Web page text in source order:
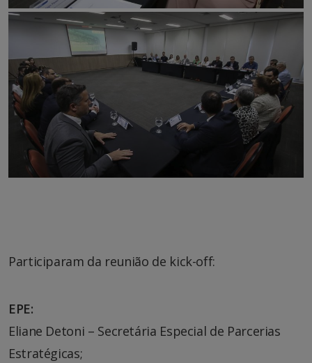
Participaram da reunião de kick-off:
EPE:
Eliane Detoni – Secretária Especial de Parcerias
Estratégicas;